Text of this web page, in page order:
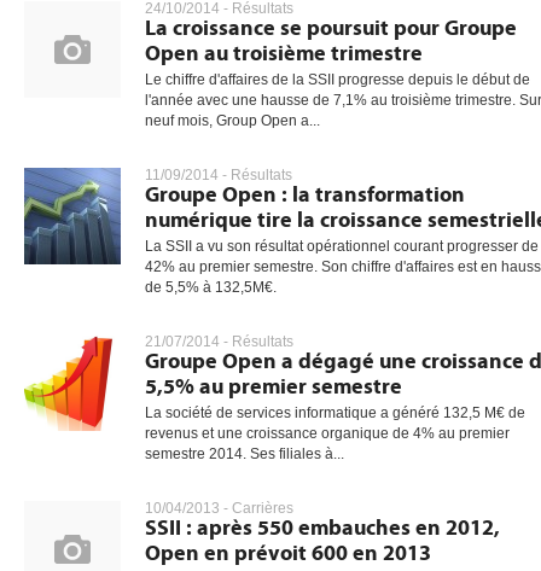
24/10/2014 - Résultats
La croissance se poursuit pour Groupe
Open au troisième trimestre
Le chiffre d'affaires de la SSII progresse depuis le début de
l'année avec une hausse de 7,1% au troisième trimestre. Sur
neuf mois, Group Open a...
11/09/2014 - Résultats
Groupe Open : la transformation
numérique tire la croissance
La SSII a vu son résultat opérationnel courant progresser de
42% au premier semestre. Son chiffre d'affaires est en
de 5,5% à 132,5M€.
21/07/2014 - Résultats
Groupe Open a dégagé une croissance
5,5% au premier semestre
La société de services informatique a généré 132,5 M€ de
revenus et une croissance organique de 4% au premier
semestre 2014. Ses filiales à...
10/04/2013 - Carrières
SSII : après 550 embauches en 2012,
Open en prévoit 600 en 2013